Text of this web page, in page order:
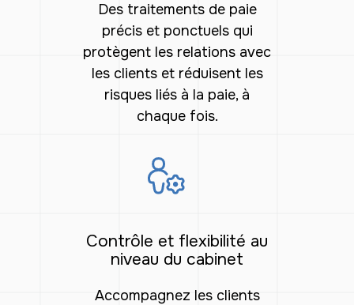
Des traitements de paie
précis et ponctuels qui
protègent les relations avec
les clients et réduisent les
risques liés à la paie, à
chaque fois.
Contrôle et flexibilité au
niveau du cabinet
Accompagnez les clients